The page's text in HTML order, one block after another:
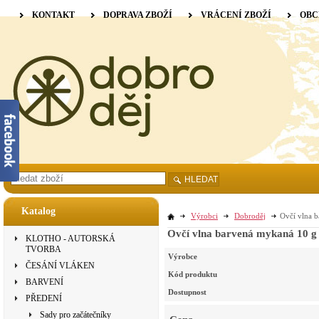
Katalog
KLOTHO - AUTORSKÁ
TVORBA
ČESÁNÍ VLÁKEN
BARVENÍ
PŘEDENÍ
Sady pro začátečníky
Výrobci Dobroděj Ovčí vlna
Ovčí vlna barvená mykaná 10
Výrobce
Kód produktu
Dostupnost
KONTAKT DOPRAVA ZBOŽÍ VRÁCENÍ ZBOŽÍ
HLEDAT